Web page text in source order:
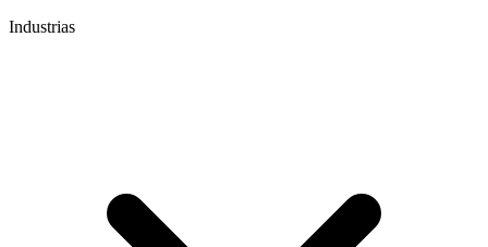
Industrias